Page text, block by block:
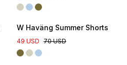
Online Exclusive
W Haväng Summer Shorts
49 USD 70 USD